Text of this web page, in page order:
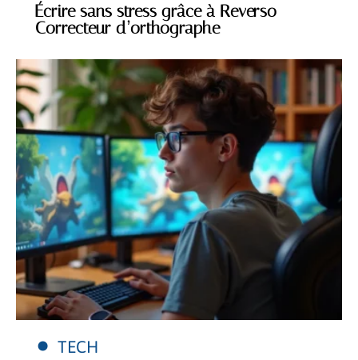
Écrire sans stress grâce à Reverso
Correcteur d’orthographe
TECH